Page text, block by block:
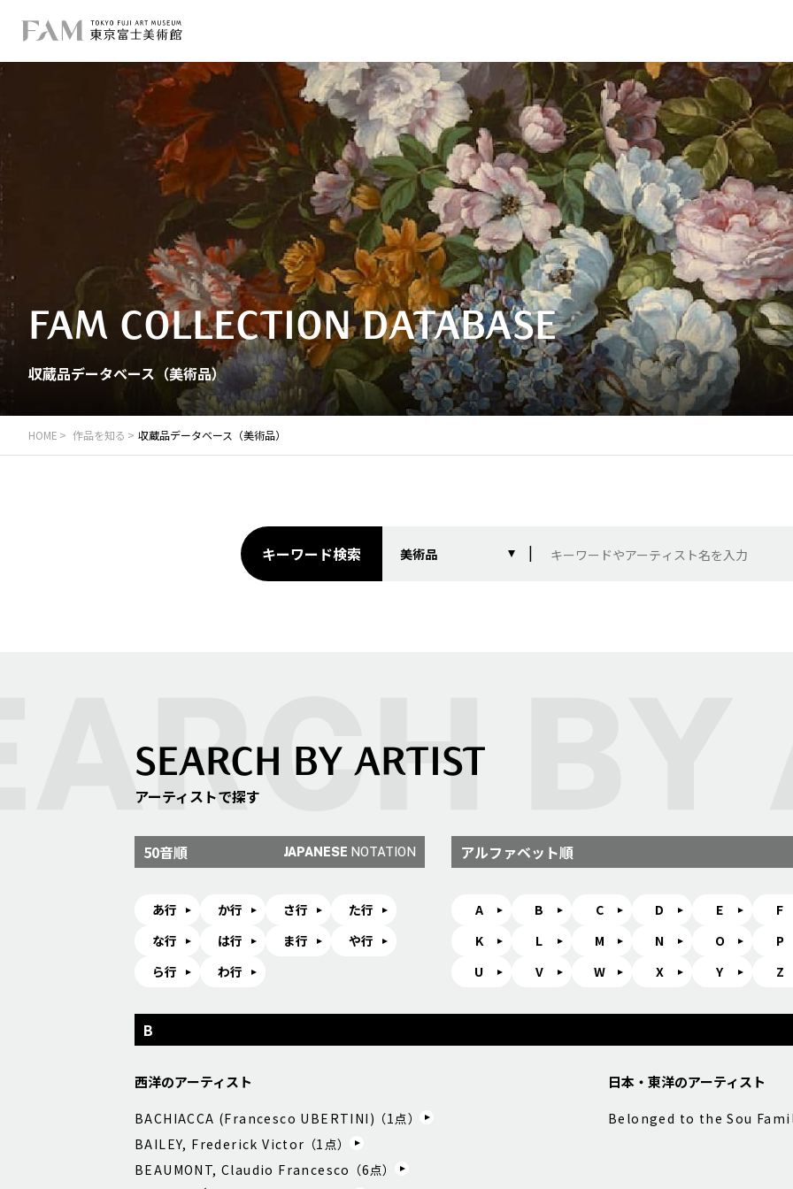
FAM COLLECTION DATABASE
収蔵品データベース（美術品）
HOME 作品を知る 収蔵品データベース（美術品）
キーワード検索 美術品
SEARCH BY ARTIST
アーティストで探す
50音順 JAPANESE NOTATION
あ行 か行 さ行
た行
な行
は行 ま行
や行
ら行
わ行
アルファベット順
A B C D E
F
K
L M N O
P
U
V W X Y Z
B
西洋のアーティスト
BACHIACCA (Francesco UBERTINI) （1点）
BAILEY, Frederick Victor （1 点）
BEAUMONT, Claudio Francesco （6点）
日本・東洋のアーティスト
Belonged to the Sou